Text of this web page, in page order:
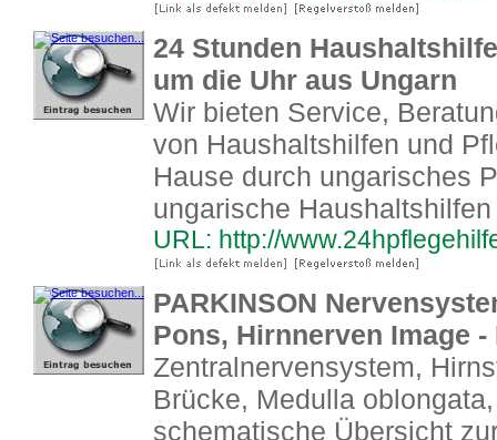
24 Stunden
um die Uhr aus Ungarn
Wir bieten Service,
von Haushaltshilfen und
Hause durch ungarisches
ungarische
URL: http://
PARKINSON
Pons, Hirnnerven Image -
Zentralnervensystem,
Brücke, Medulla
schematische Übersicht